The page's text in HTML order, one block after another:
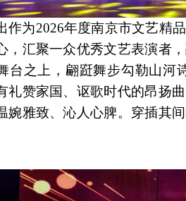
作为2026年度南京市文艺精
，汇聚一众优秀文艺表演者
台之上，翩跹舞步勾勒山河
礼赞家国、讴歌时代的昂扬
婉雅致、沁人心脾。穿插其